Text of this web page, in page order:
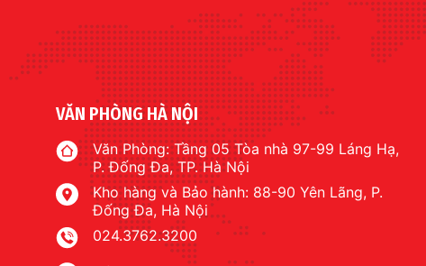
VĂN PHÒNG HÀ NỘI
Văn Phòng: Tầng 05 Tòa nhà 97-99 Láng Hạ,
P. Đống Đa, TP. Hà Nội
Kho hàng và Bảo hành: 88-90 Yên Lãng, P.
Đống Đa, Hà Nội
024.3762.3200